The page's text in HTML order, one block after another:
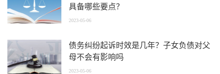
具备哪些要点？
2023-05-06
债务纠纷起诉时效是几年？子女负债对父
母不会有影响吗
2023-05-06